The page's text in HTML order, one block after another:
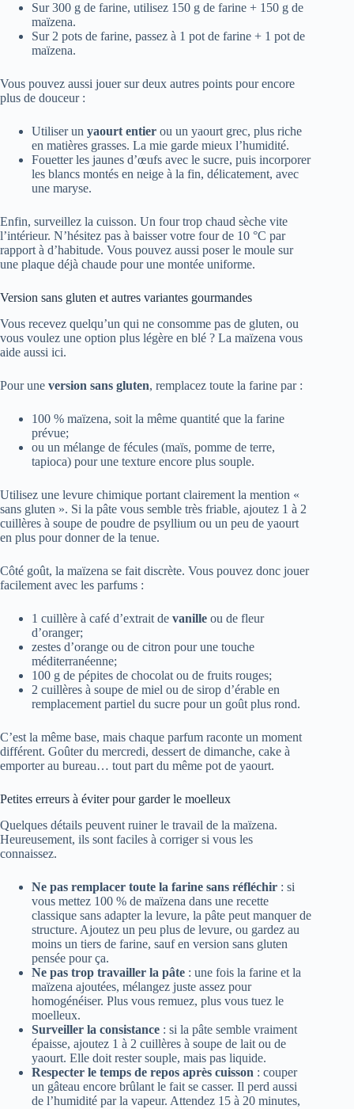
Sur 300 g de farine, utilisez 150 g de farine + 150 g de
maïzena.
Sur 2 pots de farine, passez à 1 pot de farine + 1 pot de
maïzena.
Vous pouvez aussi jouer sur deux autres points pour encore
plus de douceur :
Utiliser un yaourt entier ou un yaourt grec, plus riche
en matières grasses. La mie garde mieux l’humidité.
Fouetter les jaunes d’œufs avec le sucre, puis incorporer
les blancs montés en neige à la fin, délicatement, avec
une maryse.
Enfin, surveillez la cuisson. Un four trop chaud sèche vite
l’intérieur. N’hésitez pas à baisser votre four de 10 °C par
rapport à d’habitude. Vous pouvez aussi poser le moule sur
une plaque déjà chaude pour une montée uniforme.
Version sans gluten et autres variantes gourmandes
Vous recevez quelqu’un qui ne consomme pas de gluten, ou
vous voulez une option plus légère en blé ? La maïzena vous
aide aussi ici.
Pour une version sans gluten, remplacez toute la farine par :
100 % maïzena, soit la même quantité que la farine
prévue;
ou un mélange de fécules (maïs, pomme de terre,
tapioca) pour une texture encore plus souple.
Utilisez une levure chimique portant clairement la mention «
sans gluten ». Si la pâte vous semble très friable, ajoutez 1 à 2
cuillères à soupe de poudre de psyllium ou un peu de yaourt
en plus pour donner de la tenue.
Côté goût, la maïzena se fait discrète. Vous pouvez donc jouer
facilement avec les parfums :
1 cuillère à café d’extrait de vanille ou de fleur
d’oranger;
zestes d’orange ou de citron pour une touche
méditerranéenne;
100 g de pépites de chocolat ou de fruits rouges;
2 cuillères à soupe de miel ou de sirop d’érable en
remplacement partiel du sucre pour un goût plus rond.
C’est la même base, mais chaque parfum raconte un moment
différent. Goûter du mercredi, dessert de dimanche, cake à
emporter au bureau… tout part du même pot de yaourt.
Petites erreurs à éviter pour garder le moelleux
Quelques détails peuvent ruiner le travail de la maïzena.
Heureusement, ils sont faciles à corriger si vous les
connaissez.
Ne pas remplacer toute la farine sans réfléchir : si
vous mettez 100 % de maïzena dans une recette
classique sans adapter la levure, la pâte peut manquer de
structure. Ajoutez un peu plus de levure, ou gardez au
moins un tiers de farine, sauf en version sans gluten
pensée pour ça.
Ne pas trop travailler la pâte : une fois la farine et la
maïzena ajoutées, mélangez juste assez pour
homogénéiser. Plus vous remuez, plus vous tuez le
moelleux.
Surveiller la consistance : si la pâte semble vraiment
épaisse, ajoutez 1 à 2 cuillères à soupe de lait ou de
yaourt. Elle doit rester souple, mais pas liquide.
Respecter le temps de repos après cuisson : couper
un gâteau encore brûlant le fait se casser. Il perd aussi
de l’humidité par la vapeur. Attendez 15 à 20 minutes,